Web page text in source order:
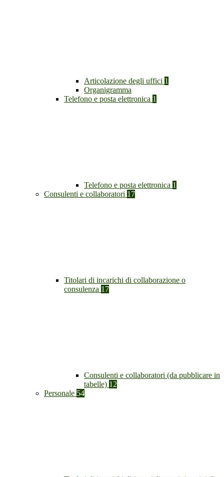
Articolazione degli uffici 1
Organigramma
Telefono e posta elettronica 1
Telefono e posta elettronica 1
Consulenti e collaboratori 17
Titolari di incarichi di collaborazione o
consulenza 17
Consulenti e collaboratori (da pubblicare in
tabelle) 12
Personale 54